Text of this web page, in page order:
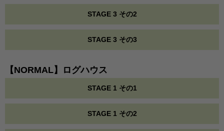
STAGE 3 その2
STAGE 3 その3
【NORMAL】ログハウス
STAGE 1 その1
STAGE 1 その2